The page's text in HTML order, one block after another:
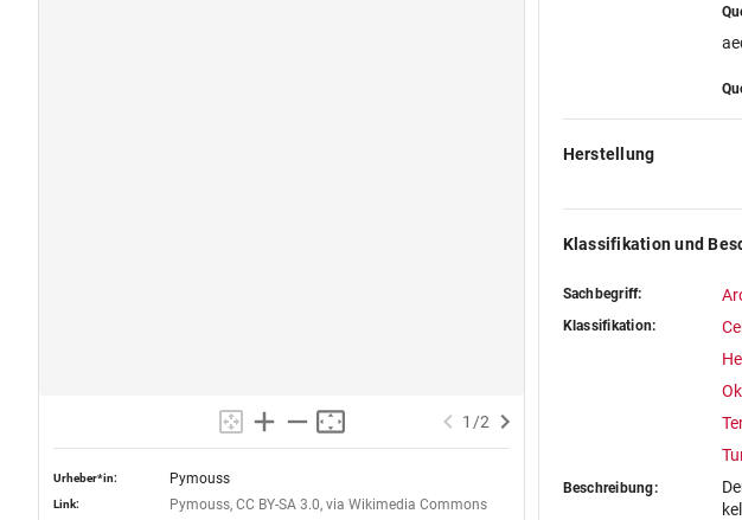
1 /2
Urheber*in: Pymouss
Link: Pymouss, CC BY-SA 3.0, via Wikimedia Commons
Herstellung
Klassifikation und
Sachbegriff:
Klassifikation:
Beschreibung: